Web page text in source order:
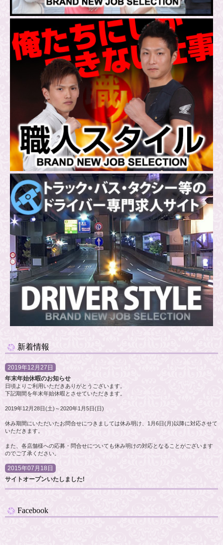
新着情報
2019年12月27日
年末年始休暇のお知らせ
日頃よりご利用いただきありがとうございます。
下記期間を年末年始休暇とさせていただきます。
2019年12月28日(土)～2020年1月5日(日)
休み期間にいただいたお問合せにつきましては休み明け、1月6日(月)以降に対応させて
いただきます。
また、各店舗様への応募・問合せについても休み明けの対応となることがございます
のでご了承ください。
2015年07月18日
サイトオープンいたしました!
Facebook